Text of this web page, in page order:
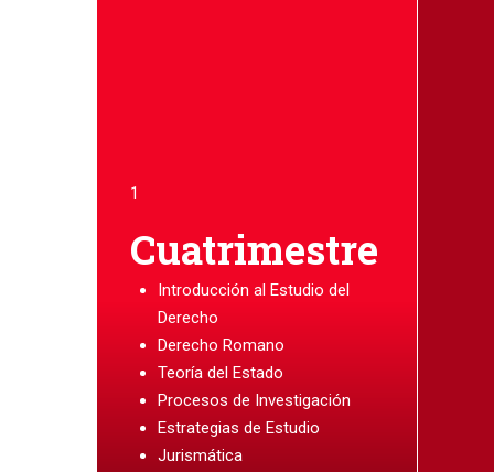
1
Cuatrimestre
Introducción al Estudio del
Derecho
Derecho Romano
Teoría del Estado
Procesos de Investigación
Estrategias de Estudio
Jurismática